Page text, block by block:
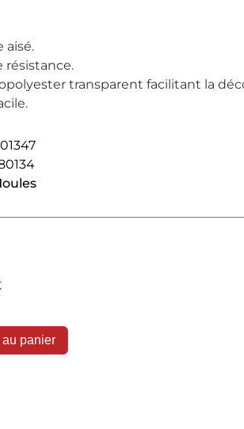
aisé.
résistance.
transparent facilitant la
panier